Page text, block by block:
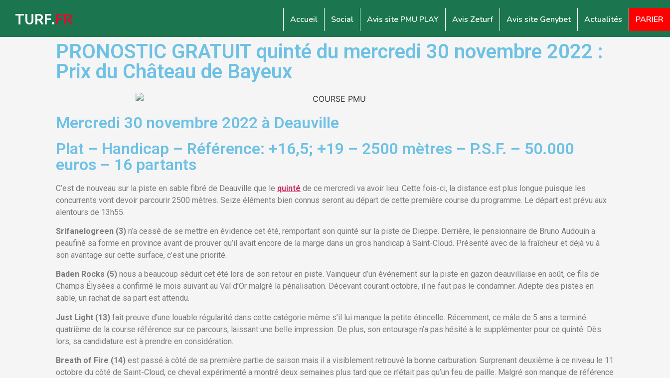
TURF.FR Accueil Social Avis site PMU PLAY Avis Zeturf Avis site Genybet Actualités PARIER
PRONOSTIC GRATUIT quinté du mercredi 30 novembre 2022 :
Prix du Château de Bayeux
Mercredi 30 novembre 2022 à Deauville
Plat – Handicap – Référence: +16,5; +19 – 2500 mètres – P.S.F. – 50.000
euros – 16 partants
C’est de nouveau sur la piste en sable fibré de Deauville que le quinté de ce mercredi va avoir lieu. Cette fois-ci, la distance est plus longue puisque les
concurrents vont devoir parcourir 2500 mètres. Seize éléments bien connus seront au départ de cette première course du programme. Le départ est prévu aux
alentours de 13h55.
Srifanelogreen (3) n’a cessé de se mettre en évidence cet été, remportant son quinté sur la piste de Dieppe. Derrière, le pensionnaire de Bruno Audouin a
peaufiné sa forme en province avant de prouver qu’il avait encore de la marge dans un gros handicap à Saint-Cloud. Présenté avec de la fraîcheur et déjà vu à
son avantage sur cette surface, c’est une priorité.
Baden Rocks (5) nous a beaucoup séduit cet été lors de son retour en piste. Vainqueur d’un événement sur la piste en gazon deauvillaise en août, ce fils de
Champs Élysées a confirmé le mois suivant au Val d’Or malgré la pénalisation. Décevant courant octobre, il ne faut pas le condamner. Adepte des pistes en
sable, un rachat de sa part est attendu.
Just Light (13) fait preuve d’une louable régularité dans cette catégorie même s’il lui manque la petite étincelle. Récemment, ce mâle de 5 ans a terminé
quatrième de la course référence sur ce parcours, laissant une belle impression. De plus, son entourage n’a pas hésité à le supplémenter pour ce quinté. Dès
lors, sa candidature est à prendre en considération.
Breath of Fire (14) est passé à côté de sa première partie de saison mais il a visiblement retrouvé la bonne carburation. Surprenant deuxième à ce niveau le 11
octobre du côté de Saint-Cloud, ce cheval expérimenté a montré deux semaines plus tard que ce n’était pas qu’un feu de paille. Malgré son manque de référence